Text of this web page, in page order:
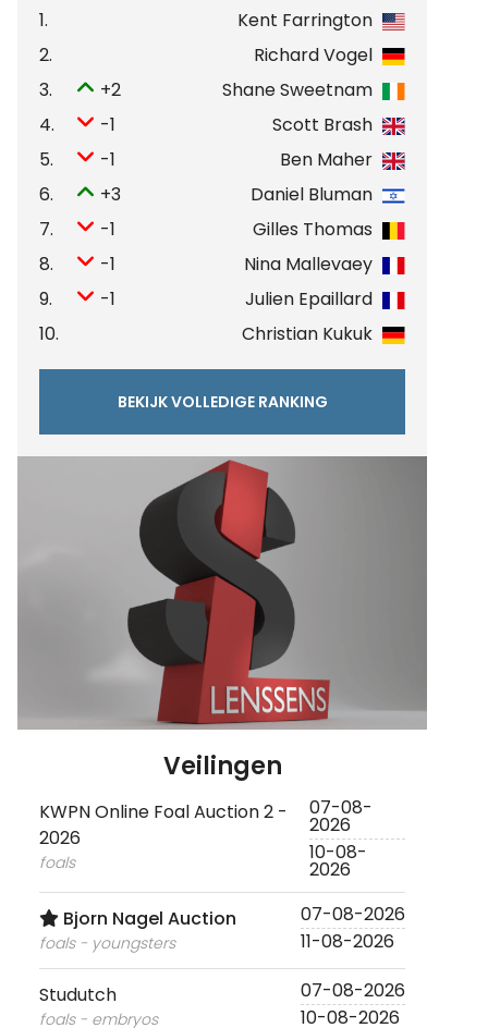
1.
Kent Farrington
2.
Richard Vogel
3.
+2
Shane Sweetnam
4.
-1
Scott Brash
5.
-1
Ben Maher
6.
+3
Daniel Bluman
7.
-1
Gilles Thomas
8.
-1
Nina Mallevaey
9.
-1
Julien Epaillard
10.
Christian Kukuk
BEKIJK VOLLEDIGE RANKING
Veilingen
KWPN Online Foal Auction 2 -
2026
foals
07-08-
2026
10-08-
2026
Bjorn Nagel Auction
foals - youngsters
07-08-2026
11-08-2026
Studutch
foals - embryos
07-08-2026
10-08-2026